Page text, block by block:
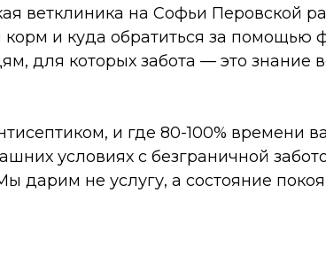
ветклиника на Софьи Перовской
и куда обратиться за помощью
для которых забота — это знание
и где 80-100% времени
условиях с безграничной
дарим не услугу, а состояние